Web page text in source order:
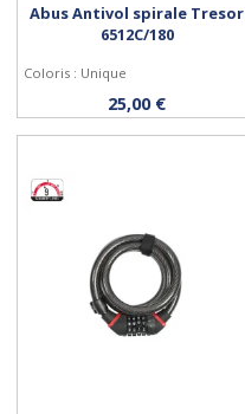
Acheter
Abus Antivol spirale Tresor
6512C/180
Coloris : Unique
25,00 €